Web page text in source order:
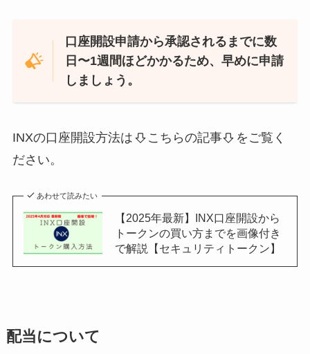
口座開設申請から承認されるまでに数
日〜1週間ほどかかるため、早めに申請
しましょう。
INXの口座開設方法は こちらの記事
をご覧く
ださい。
あわせて読みたい
【2025年最新】INX口座開設から
トークンの買い方までを画像付き
で解説【セキュリティトークン】
配当について